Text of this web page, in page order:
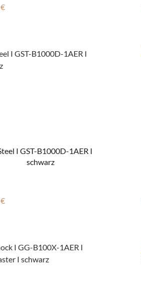
Preis:
I GST-B1000D-1AER I
schwarz
Preis: